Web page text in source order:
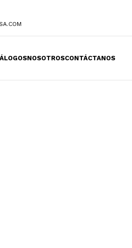
NOSOTROSCONTÁCTANOS